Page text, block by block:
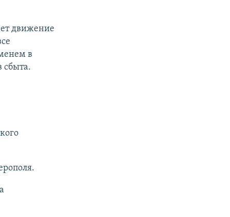
движение
в
сбыта.